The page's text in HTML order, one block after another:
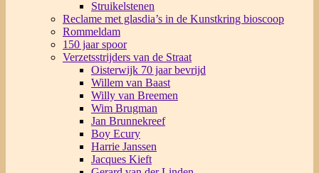
Struikelstenen
Reclame met glasdia’s in de Kunstkring bioscoop
Rommeldam
150 jaar spoor
Verzetsstrijders van de Straat
Oisterwijk 70 jaar bevrijd
Willem van Baast
Willy van Breemen
Wim Brugman
Jan Brunnekreef
Boy Ecury
Harrie Janssen
Jacques Kieft